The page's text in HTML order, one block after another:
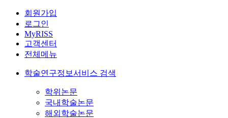
회원가입
로그인
MyRISS
고객센터
전체메뉴
학술연구정보서비스 검색
학위논문
국내학술논문
해외학술논문